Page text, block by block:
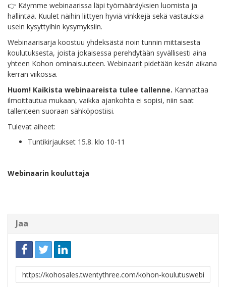
👉 Käymme webinaarissa läpi työmääräyksien luomista ja
hallintaa. Kuulet näihin liittyen hyviä vinkkejä sekä vastauksia
usein kysyttyihin kysymyksiin.
Webinaarisarja koostuu yhdeksästä noin tunnin mittaisesta
koulutuksesta, joista jokaisessa perehdytään syvällisesti aina
yhteen Kohon ominaisuuteen. Webinaarit pidetään kesän aikana
kerran viikossa.
Huom! Kaikista webinaareista tulee tallenne. Kannattaa
ilmoittautua mukaan, vaikka ajankohta ei sopisi, niin saat
tallenteen suoraan sähköpostiisi.
Tulevat aiheet:
Tuntikirjaukset 15.8. klo 10-11
Webinaarin kouluttaja
Jaa
Linkki
jakamista